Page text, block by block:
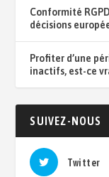
Conformité
décisions
Profiter d’une
inactifs, est-ce
SUIVEZ-NOUS
Twitter